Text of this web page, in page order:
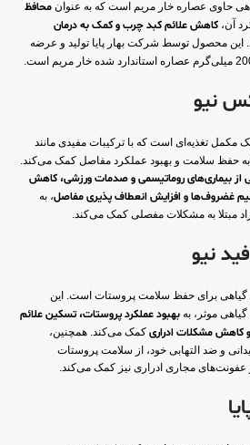
حاوی عصاره خار مریم است که به عنوان محافظ
آن، کاهش علائم کبد چرب و کمک به درمان
این محصول توسط شرکت بهار پایا تولید و عرضه
نیو
مکمل تغذیه‌ای است که با ترکیبات مفیدی مانند
گلوکزامین، کندروئیتین و MSM به حفظ سلامت و بهبود عملکرد مفاصل کمک می‌کند.
از بیماری‌های روماتیسمی و صدمات ورزشی، کاهش
غضروف‌ها و افزایش انعطاف پذیری مفاصل، به
مبتلا به مشکلات مفصلی کمک می‌کند.
نیو
گیاهی برای حفظ سلامت پروستات است. این
موثر، به بهبود عملکرد پروستات، تسکین علائم
مشکلات ادراری کمک می‌کند. همچنین،
و ضد التهابی خود، از سلامت پروستات
مجاری ادراری نیز کمک می‌کند.